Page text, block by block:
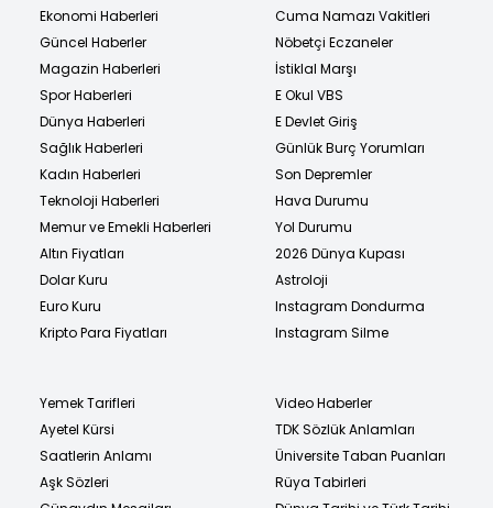
Ekonomi Haberleri
Güncel Haberler
Magazin Haberleri
Spor Haberleri
Dünya Haberleri
Sağlık Haberleri
Kadın Haberleri
Teknoloji Haberleri
Memur ve Emekli Haberleri
Altın Fiyatları
Dolar Kuru
Euro Kuru
Kripto Para Fiyatları
Cuma Namazı Vakitleri
Nöbetçi Eczaneler
İstiklal Marşı
E Okul VBS
E Devlet Giriş
Günlük Burç Yorumları
Son Depremler
Hava Durumu
Yol Durumu
2026 Dünya Kupası
Astroloji
Instagram Dondurma
Instagram Silme
Yemek Tarifleri
Ayetel Kürsi
Saatlerin Anlamı
Aşk Sözleri
Video Haberler
TDK Sözlük Anlamları
Üniversite Taban Puanları
Rüya Tabirleri